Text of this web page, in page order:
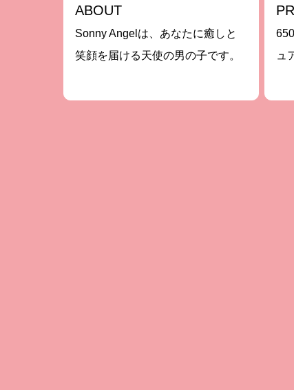
ABOUT
Sonny Angelは、あなたに癒しと
笑顔を届ける天使の男の子です。
ュ